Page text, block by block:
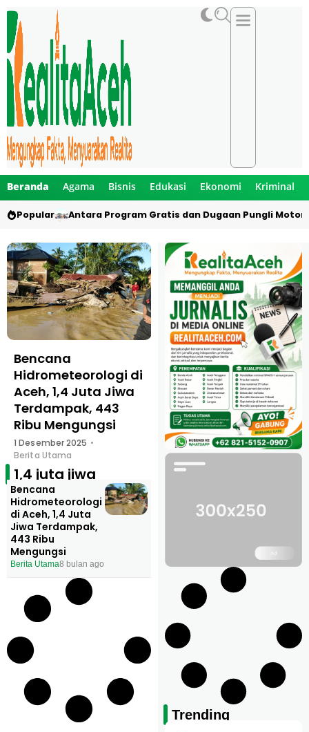
Beranda Agama Bisnis Edukasi Ekonomi Kriminal
Popular Antara Program Gratis dan Dugaan Pungli Motor
Bencana
Hidrometeorologi di
Aceh, 1,4 Juta Jiwa
Terdampak, 443
Ribu Mengungsi
1 Desember 2025
Berita Utama
1,4 juta jiwa
Bencana
Hidrometeorologi
di Aceh, 1,4 Juta
Jiwa Terdampak,
443 Ribu
Mengungsi
Berita Utama8 bulan ago
Trending